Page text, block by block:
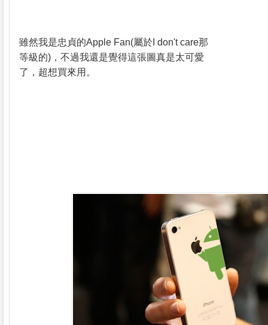
雖然我是忠貞的Apple Fan(屬於I don't care那
等級的)，不過我還是覺得這張圖真是太可愛
了，超想買來用。